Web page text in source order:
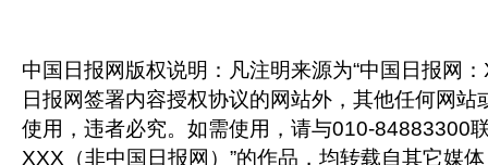
中国日报网版权说明：凡注明来源为“中国日报网
日报网签署内容授权协议的网站外，其他任何网
使用，违者必究。如需使用，请与010-84883300
XXX（非中国日报网）”的作品，均转载自其它媒